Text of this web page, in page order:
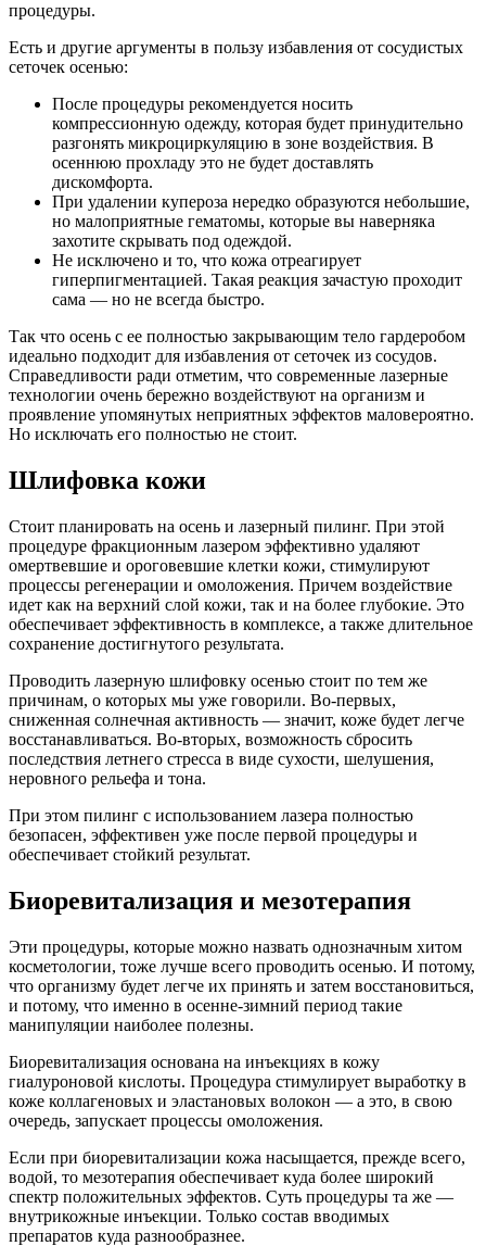
процедуры.
Есть и другие аргументы в пользу избавления от сосудистых
сеточек осенью:
После процедуры рекомендуется носить
компрессионную одежду, которая будет принудительно
разгонять микроциркуляцию в зоне воздействия. В
осеннюю прохладу это не будет доставлять
дискомфорта.
При удалении купероза нередко образуются небольшие,
но малоприятные гематомы, которые вы наверняка
захотите скрывать под одеждой.
Не исключено и то, что кожа отреагирует
гиперпигментацией. Такая реакция зачастую проходит
сама — но не всегда быстро.
Так что осень с ее полностью закрывающим тело гардеробом
идеально подходит для избавления от сеточек из сосудов.
Справедливости ради отметим, что современные лазерные
технологии очень бережно воздействуют на организм и
проявление упомянутых неприятных эффектов маловероятно.
Но исключать его полностью не стоит.
Шлифовка кожи
Стоит планировать на осень и лазерный пилинг. При этой
процедуре фракционным лазером эффективно удаляют
омертвевшие и ороговевшие клетки кожи, стимулируют
процессы регенерации и омоложения. Причем воздействие
идет как на верхний слой кожи, так и на более глубокие. Это
обеспечивает эффективность в комплексе, а также длительное
сохранение достигнутого результата.
Проводить лазерную шлифовку осенью стоит по тем же
причинам, о которых мы уже говорили. Во-первых,
сниженная солнечная активность — значит, коже будет легче
восстанавливаться. Во-вторых, возможность сбросить
последствия летнего стресса в виде сухости, шелушения,
неровного рельефа и тона.
При этом пилинг с использованием лазера полностью
безопасен, эффективен уже после первой процедуры и
обеспечивает стойкий результат.
Биоревитализация и мезотерапия
Эти процедуры, которые можно назвать однозначным хитом
косметологии, тоже лучше всего проводить осенью. И потому,
что организму будет легче их принять и затем восстановиться,
и потому, что именно в осенне-зимний период такие
манипуляции наиболее полезны.
Биоревитализация основана на инъекциях в кожу
гиалуроновой кислоты. Процедура стимулирует выработку в
коже коллагеновых и эластановых волокон — а это, в свою
очередь, запускает процессы омоложения.
Если при биоревитализации кожа насыщается, прежде всего,
водой, то мезотерапия обеспечивает куда более широкий
спектр положительных эффектов. Суть процедуры та же —
внутрикожные инъекции. Только состав вводимых
препаратов куда разнообразнее.